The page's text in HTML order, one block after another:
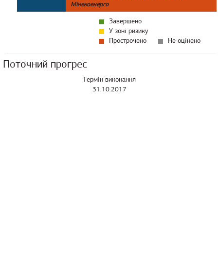
Мінекоенерго
Завершено
У зоні ризику
Прострочено
Не оцінено
Поточний прогрес
Термін виконання
31.10.2017